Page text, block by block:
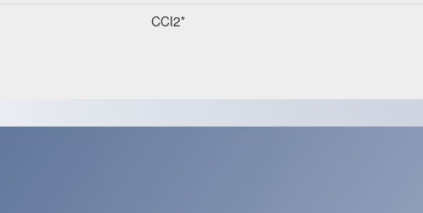
CCI2*